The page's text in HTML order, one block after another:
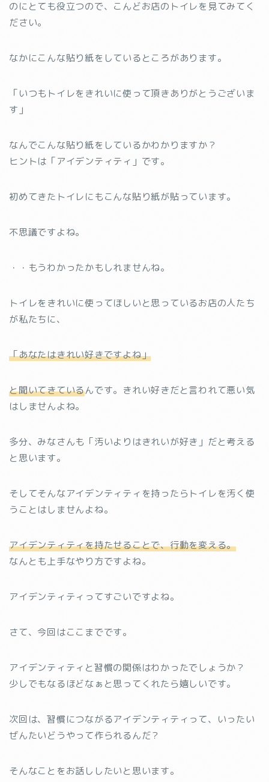
のにとても役立つので、こんどお店のトイレを見てみてく
ださい。
なかにこんな貼り紙をしているところがあります。
「いつもトイレをきれいに使って頂きありがとうございま
す」
なんでこんな貼り紙をしているかわかりますか？
ヒントは「アイデンティティ」です。
初めてきたトイレにもこんな貼り紙が貼っています。
不思議ですよね。
・・もうわかったかもしれませんね。
トイレをきれいに使ってほしいと思っているお店の人たち
が私たちに、
「あなたはきれい好きですよね」
と聞いてきているんです。きれい好きだと言われて悪い気
はしませんよね。
多分、みなさんも「汚いよりはきれいが好き」だと考える
と思います。
そしてそんなアイデンティティを持ったらトイレを汚く使
うことはしませんよね。
アイデンティティを持たせることで、行動を変える。
なんとも上手なやり方ですよね。
アイデンティティってすごいですよね。
さて、今回はここまでです。
アイデンティティと習慣の関係はわかったでしょうか？
少しでもなるほどなぁと思ってくれたら嬉しいです。
次回は、習慣につながるアイデンティティって、いったい
ぜんたいどうやって作られるんだ？
そんなことをお話ししたいと思います。